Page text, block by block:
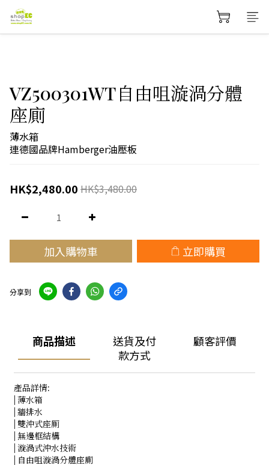
VZ500301WT自由咀漩渦分體
座廁
薄水箱
連德國品牌Hamberger油壓板
HK$2,480.00 HK$3,480.00
加入購物車 立即購買
分享到
商品描述
送貨及付
款方式
顧客評價
產品詳情:
| 薄水箱
| 牆排水
| 雙沖式座厠
| 無邊框結構
| 漩渦式沖水技術
| 自由咀漩渦分體座廁